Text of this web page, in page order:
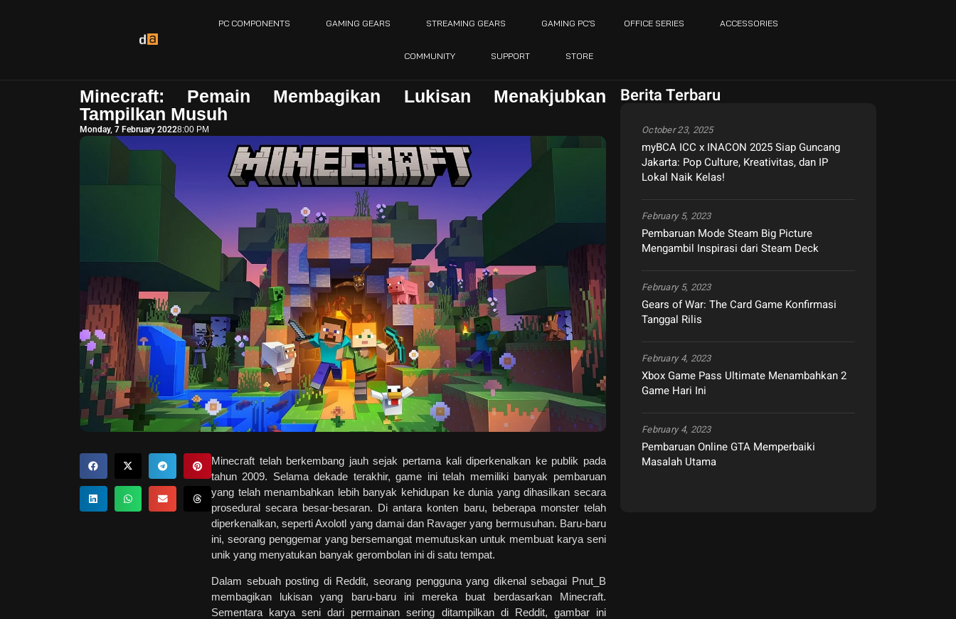
PC COMPONENTS GAMING GEARS STREAMING GEARS GAMING PC’S OFFICE SERIES ACCESSORIES
COMMUNITY SUPPORT STORE
Minecraft: Pemain Membagikan Lukisan Menakjubkan
Tampilkan Musuh
Monday, 7 February 20228:00 PM
Minecraft telah berkembang jauh sejak pertama kali diperkenalkan ke publik pada
tahun 2009. Selama dekade terakhir, game ini telah memiliki banyak pembaruan
yang telah menambahkan lebih banyak kehidupan ke dunia yang dihasilkan secara
prosedural secara besar-besaran. Di antara konten baru, beberapa monster telah
diperkenalkan, seperti Axolotl yang damai dan Ravager yang bermusuhan. Baru-baru
ini, seorang penggemar yang bersemangat memutuskan untuk membuat karya seni
unik yang menyatukan banyak gerombolan ini di satu tempat.
Dalam sebuah posting di Reddit, seorang pengguna yang dikenal sebagai Pnut_B
membagikan lukisan yang baru-baru ini mereka buat berdasarkan Minecraft.
Sementara karya seni dari permainan sering ditampilkan di Reddit, gambar ini
Berita Terbaru
myBCA ICC x INACON 2025 Siap Guncang
Jakarta: Pop Culture, Kreativitas, dan IP
Lokal Naik Kelas!
October 23, 2025
Pembaruan Mode Steam Big Picture
Mengambil Inspirasi dari Steam Deck
February 5, 2023
Gears of War: The Card Game Konfirmasi
Tanggal Rilis
February 5, 2023
Xbox Game Pass Ultimate Menambahkan 2
Game Hari Ini
February 4, 2023
Pembaruan Online GTA Memperbaiki
Masalah Utama
February 4, 2023